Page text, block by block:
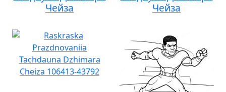
Чейза
Чейза